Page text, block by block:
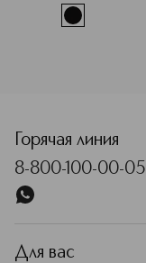
Горячая линия
8-800-100-00-05
Для вас